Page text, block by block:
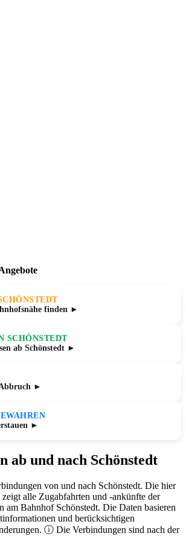
finden ►
SCHÖNSTEDT
ab Schönstedt ►
►
►
ab und nach Schönstedt
von und nach Schönstedt. Die hier
alle Zugabfahrten und -ankünfte der
am Bahnhof Schönstedt. Die Daten basieren
und berücksichtigen
ⓘ Die Verbindungen sind nach der